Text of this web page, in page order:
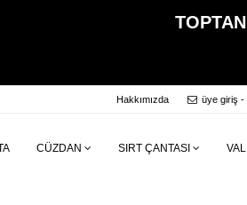
TOPTAN
Hakkımızda üye giriş -
CÜZDAN SIRT ÇANTASI